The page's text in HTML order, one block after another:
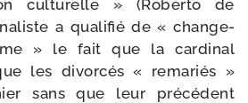
cultu­relle » (Roberto de
a qua­li­fié de « chan­ge­
» le fait que la car­di­nal
les divor­cés « rema­riés »
sans que leur pré­cé­dent